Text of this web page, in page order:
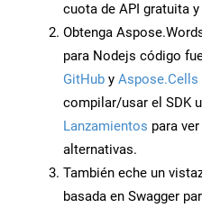
cuota de API gratuita
Obtenga
para Nodejs código
GitHub y Aspose.Cells
compilar/usar el SDK
Lanzamientos para
alternativas.
También eche un
basada en Swagger